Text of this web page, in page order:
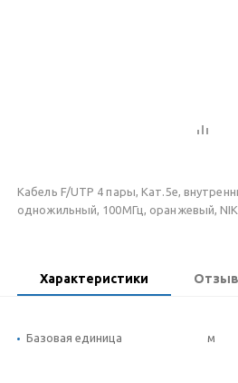
Кабель F/UTP 4 пары, Кат.5e,
одножильный, 100МГц, оранжевый,
Характеристики
Базовая единица м